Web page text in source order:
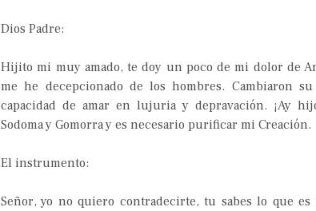
Dios Padre:
Hijito mi muy amado, te doy un poco de mi dolor de
me he decepcionado de los hombres. Cambiaron
capacidad de amar en lujuria y depravación. ¡Ay
Sodoma y Gomorra y es necesario purificar mi Creación.
El instrumento:
Señor, yo no quiero contradecirte, tu sabes lo que